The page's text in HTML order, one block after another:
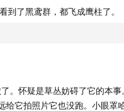
到了黑鸢群，都飞成鹰柱了。
。怀疑是草丛妨碍了它的本事
给它拍照片它也没跑。小眼罩